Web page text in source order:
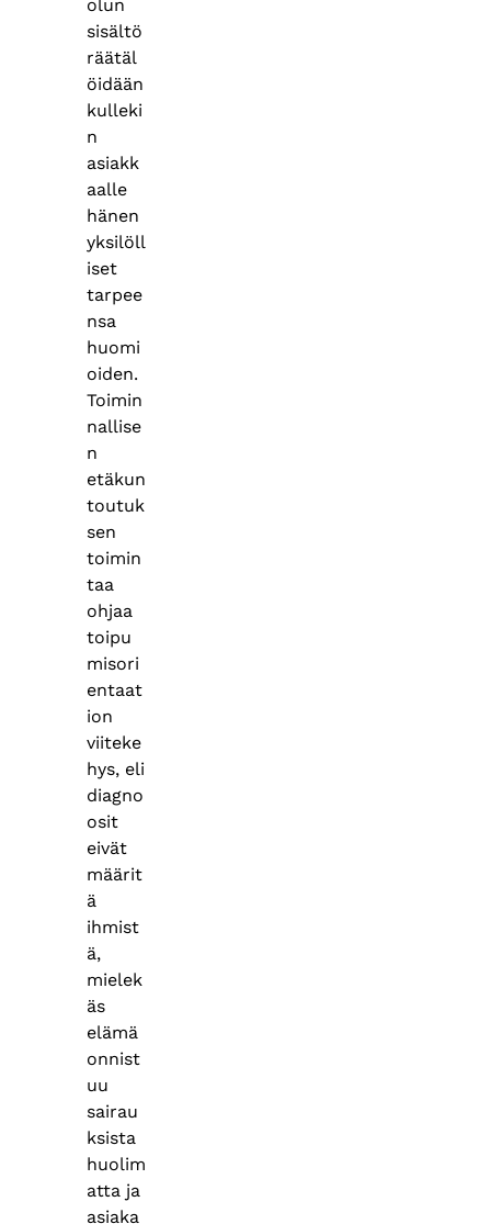
olun
sisältö
räätäl
öidään
kulleki
n
asiakk
aalle
hänen
yksilöll
iset
tarpee
nsa
huomi
oiden.
Toimin
nallise
n
etäkun
toutuk
sen
toimin
taa
ohjaa
toipu
misori
entaat
ion
viiteke
hys, eli
diagno
osit
eivät
määrit
ä
ihmist
ä,
mielek
äs
elämä
onnist
uu
sairau
ksista
huolim
atta ja
asiaka